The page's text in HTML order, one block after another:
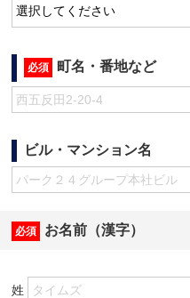
必須 町名・番地など
ビル・マンション名
必須 お名前（漢字）
姓